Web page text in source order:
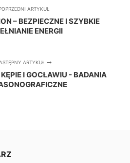
ARTYKUŁ
– BEZPIECZNE I SZYBKIE
ENERGII
ARTYKUŁ
I GOCŁAWIU - BADANIA